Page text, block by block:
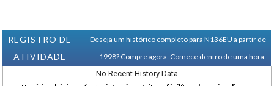
REGISTRO DE
ATIVIDADE
Deseja um histórico completo para N136EU a partir de
1998? Compre agora. Comece dentro de uma hora.
No Recent History Data